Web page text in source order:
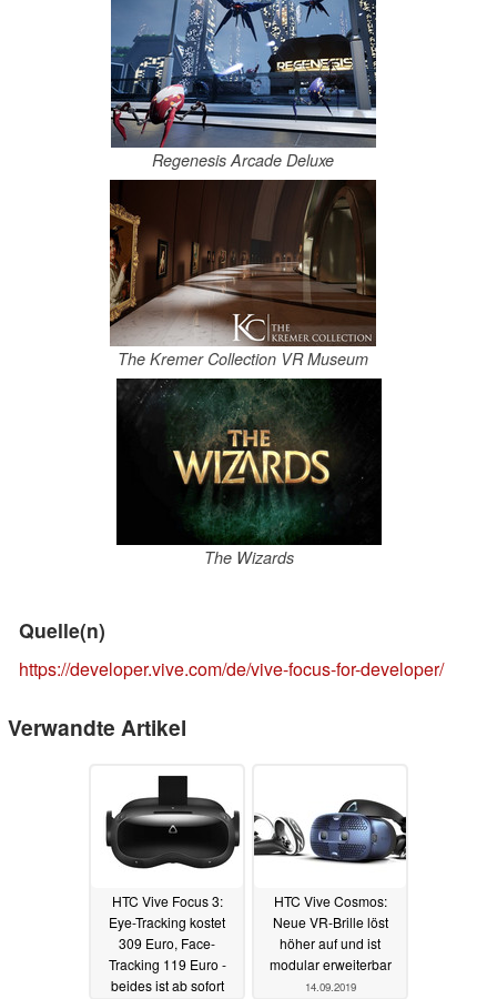
Regenesis Arcade Deluxe
The Kremer Collection VR Museum
The Wizards
Quelle(n)
https://developer.vive.com/de/vive-focus-for-developer/
Verwandte Artikel
HTC Vive Focus 3:
Eye-Tracking kostet
309 Euro, Face-
Tracking 119 Euro -
beides ist ab sofort
HTC Vive Cosmos:
Neue VR-Brille löst
höher auf und ist
modular erweiterbar
14.09.2019